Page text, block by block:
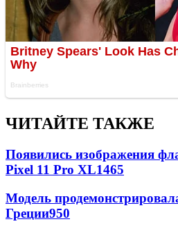
ЧИТАЙТЕ ТАКЖЕ
Появились изображения
Pixel 11 Pro XL1465
Модель
Греции950